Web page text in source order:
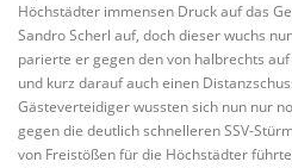
Höchstädter immensen Druck auf das
Sandro Scherl auf, doch dieser wuchs
parierte er gegen den von halbrechts
und kurz darauf auch einen
Gästeverteidiger wussten sich nun nur
gegen die deutlich schnelleren SSV-
von Freistößen für die Höchstädter